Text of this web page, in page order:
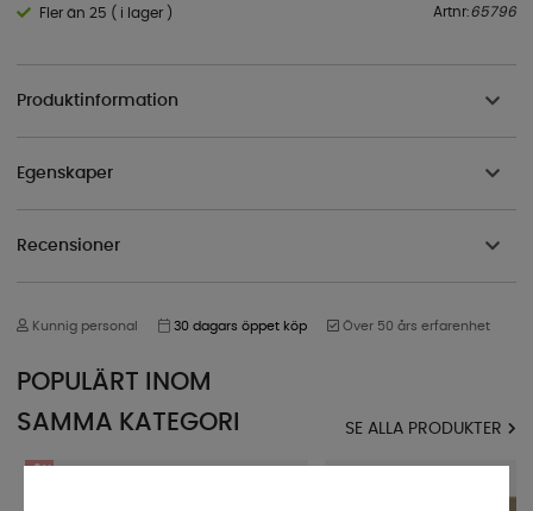
Fler än 25 ( i lager ) Artnr:65796
Produktinformation
Egenskaper
Recensioner
Kunnig personal 30 dagars öppet köp Över 50 års erfarenhet
POPULÄRT INOM
SAMMA KATEGORI
SE ALLA PRODUKTER
43%